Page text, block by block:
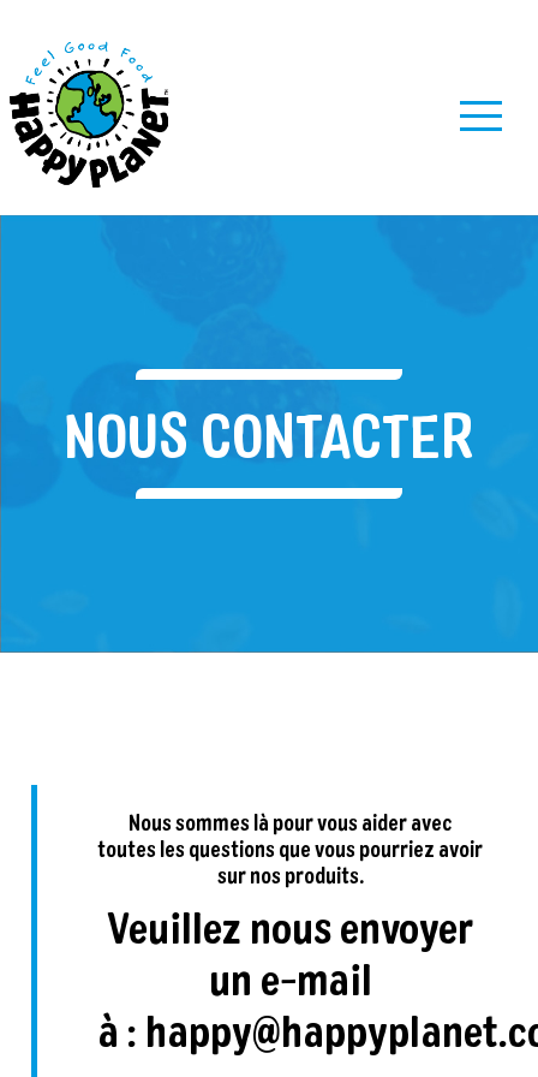
NOUS CONTACTER
Nous sommes là pour vous aider avec
toutes les questions que vous pourriez avoir
sur nos produits.
Veuillez nous envoyer
un e-mail
à :